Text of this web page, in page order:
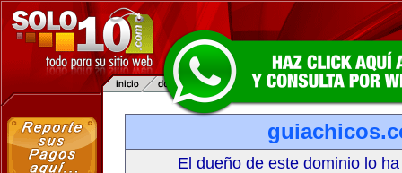
El dueño de este dominio lo